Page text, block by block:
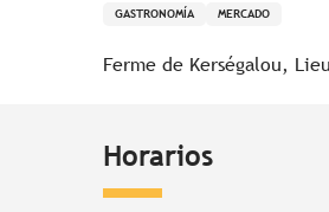
GASTRONOMÍA MERCADO
Ferme de Kerségalou,
Horarios